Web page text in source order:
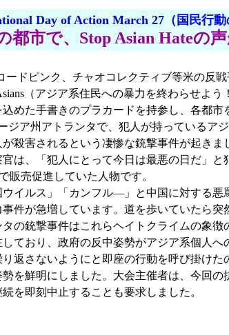
Day of Action March 27（国民行動
都市で、Stop Asian Hateの
ドピンク、チャオコレクティブ等米の反
（アジア系住民への暴力を終わらせよう
めた手書きのプラカードを持参し、各都市
ア州アトランタで、犯人が持っているア
殺害されるという凄惨な銃撃事件が起き
は、「犯人にとって今日は最悪の日だ」
販売促進していた人物です。
イルス」「カンフル―」と中国に対する悪
件が急増しています。道を歩いていたら
の銃撃事件はこれらヘイトクライムの象徴
おり、政府の反中姿勢がアジア系個人へ
返さないようにと即座の行動を呼び掛け
鮮明にしました。大会主催者は、今回の
を即刻中止することも要求しました。